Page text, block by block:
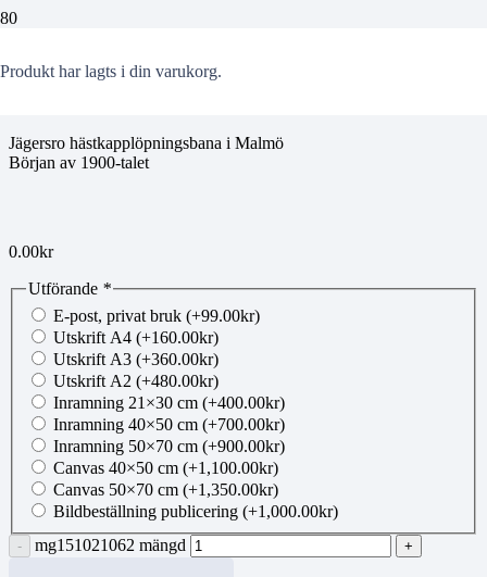
Produkt har lagts i din varukorg.
mg151021062
Jägersro hästkapplöpningsbana i Malmö
Början av 1900-talet
0.00kr
Utförande *
E-post, privat bruk (+99.00kr)
Utskrift A4 (+160.00kr)
Utskrift A3 (+360.00kr)
Utskrift A2 (+480.00kr)
Inramning 21×30 cm (+400.00kr)
Inramning 40×50 cm (+700.00kr)
Inramning 50×70 cm (+900.00kr)
Canvas 40×50 cm (+1,100.00kr)
Canvas 50×70 cm (+1,350.00kr)
Bildbeställning publicering (+1,000.00kr)
mg151021062 mängd